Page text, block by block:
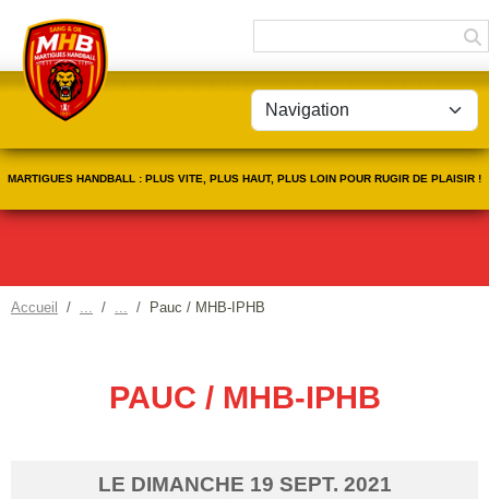
MARTIGUES HANDBALL : PLUS VITE, PLUS HAUT, PLUS LOIN POUR RUGIR DE PLAISIR !
Accueil Pauc / MHB-IPHB
PAUC / MHB-IPHB
LE DIMANCHE 19 SEPT. 2021